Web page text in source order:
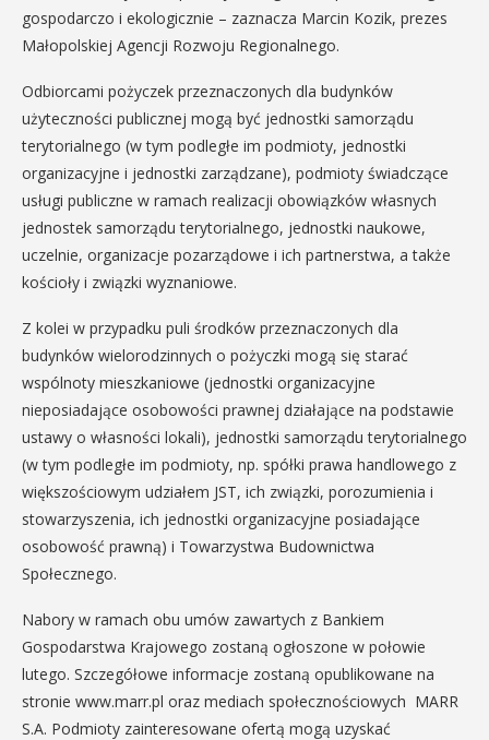
gospodarczo i ekologicznie – zaznacza Marcin Kozik, prezes
Małopolskiej Agencji Rozwoju Regionalnego.
Odbiorcami pożyczek przeznaczonych dla budynków
użyteczności publicznej mogą być jednostki samorządu
terytorialnego (w tym podległe im podmioty, jednostki
organizacyjne i jednostki zarządzane), podmioty świadczące
usługi publiczne w ramach realizacji obowiązków własnych
jednostek samorządu terytorialnego, jednostki naukowe,
uczelnie, organizacje pozarządowe i ich partnerstwa, a także
kościoły i związki wyznaniowe.
Z kolei w przypadku puli środków przeznaczonych dla
budynków wielorodzinnych o pożyczki mogą się starać
wspólnoty mieszkaniowe (jednostki organizacyjne
nieposiadające osobowości prawnej działające na podstawie
ustawy o własności lokali), jednostki samorządu terytorialnego
(w tym podległe im podmioty, np. spółki prawa handlowego z
większościowym udziałem JST, ich związki, porozumienia i
stowarzyszenia, ich jednostki organizacyjne posiadające
osobowość prawną) i Towarzystwa Budownictwa
Społecznego.
Nabory w ramach obu umów zawartych z Bankiem
Gospodarstwa Krajowego zostaną ogłoszone w połowie
lutego. Szczegółowe informacje zostaną opublikowane na
stronie www.marr.pl oraz mediach społecznościowych MARR
S.A. Podmioty zainteresowane ofertą mogą uzyskać